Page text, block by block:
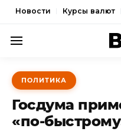
Новости Курсы валют
ПОЛИТИКА
ЭКОНОМИКА
ОБЩЕСТВО
ПОЛИТИКА
Госдума
«по-